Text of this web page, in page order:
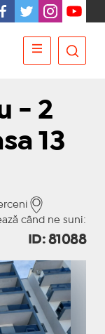
- 2
13
când ne suni:
ID: 81088